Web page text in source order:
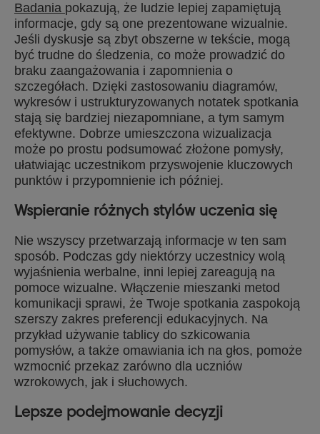
Badania pokazują, że ludzie lepiej zapamiętują
informacje, gdy są one prezentowane wizualnie.
Jeśli dyskusje są zbyt obszerne w tekście, mogą
być trudne do śledzenia, co może prowadzić do
braku zaangażowania i zapomnienia o
szczegółach. Dzięki zastosowaniu diagramów,
wykresów i ustrukturyzowanych notatek spotkania
stają się bardziej niezapomniane, a tym samym
efektywne. Dobrze umieszczona wizualizacja
może po prostu podsumować złożone pomysły,
ułatwiając uczestnikom przyswojenie kluczowych
punktów i przypomnienie ich później.
Wspieranie różnych stylów uczenia się
Nie wszyscy przetwarzają informacje w ten sam
sposób. Podczas gdy niektórzy uczestnicy wolą
wyjaśnienia werbalne, inni lepiej zareagują na
pomoce wizualne. Włączenie mieszanki metod
komunikacji sprawi, że Twoje spotkania zaspokoją
szerszy zakres preferencji edukacyjnych. Na
przykład używanie tablicy do szkicowania
pomysłów, a także omawiania ich na głos, pomoże
wzmocnić przekaz zarówno dla uczniów
wzrokowych, jak i słuchowych.
Lepsze podejmowanie decyzji